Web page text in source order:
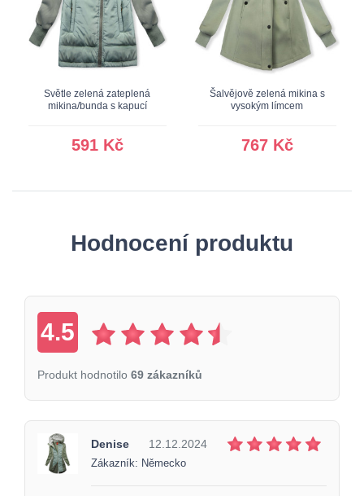
Světle zelená zateplená
mikina/bunda s kapucí
591 Kč
Šalvějově zelená mikina s
vysokým límcem
767 Kč
Hodnocení produktu
4.5
Produkt hodnotilo 69 zákazníků
Denise 12.12.2024
Zákazník: Německo